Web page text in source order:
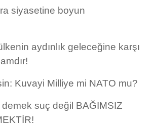
siyasetine boyun
aydınlık geleceğine karşı
Kuvayi Milliye mi NATO mu?
demek suç değil BAĞIMSIZ